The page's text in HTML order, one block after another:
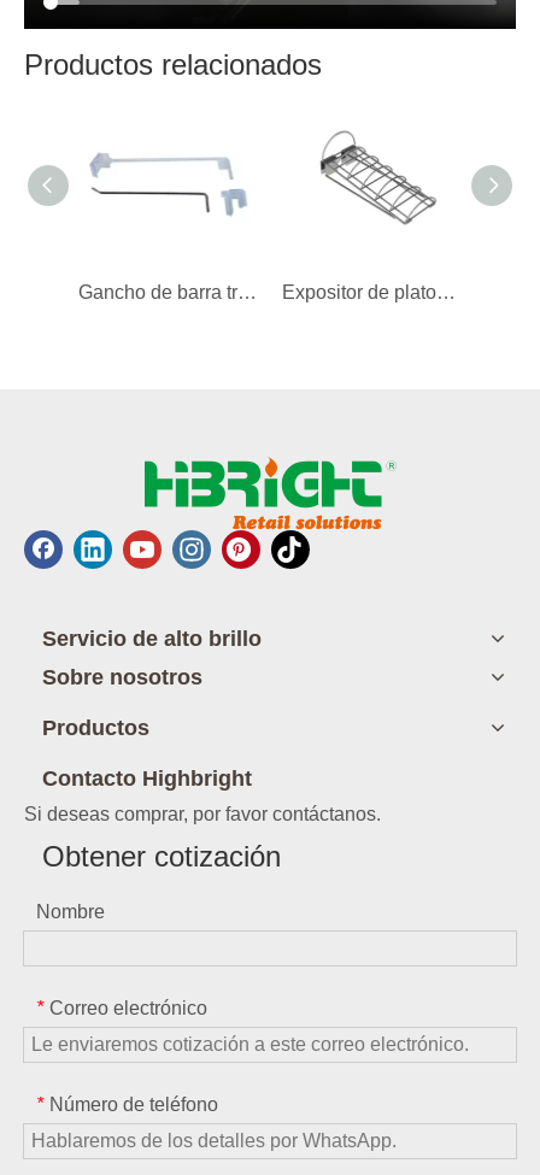
Productos relacionados
Gancho de barra transversal desmontable Expositor de platos para travesaño
Servicio de alto brillo
Sobre nosotros
Productos
Contacto Highbright
Si deseas comprar, por favor contáctanos.
Obtener cotización
Nombre
* Correo electrónico
* Número de teléfono